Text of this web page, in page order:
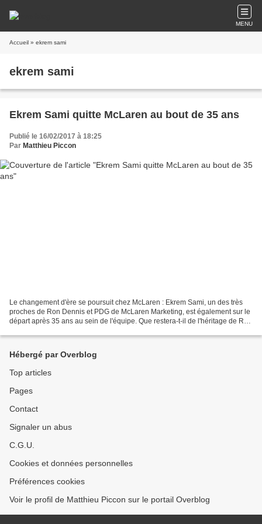
MENU
Accueil » ekrem sami
ekrem sami
Ekrem Sami quitte McLaren au bout de 35 ans
Publié le 16/02/2017 à 18:25
Par Matthieu Piccon
Le changement d'ère se poursuit chez McLaren : Ekrem Sami, un des très
proches de Ron Dennis et PDG de McLaren Marketing, est également sur le
départ après 35 ans au sein de l'équipe. Que restera-t-il de l'héritage de Ron
Hébergé par Overblog
Top articles
Pages
Contact
Signaler un abus
C.G.U.
Cookies et données personnelles
Préférences cookies
Voir le profil de Matthieu Piccon sur le portail Overblog